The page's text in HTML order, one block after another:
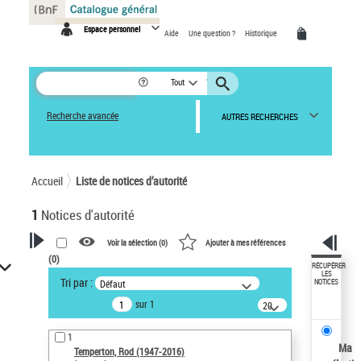
Espace personnel Aide Une question ? Historique
Tout
Recherche avancée AUTRES RECHERCHES
Accueil Liste de notices d’autorité
1 Notices d'autorité
VOTRE RECHERCHE
Recherche avancée dans les
notices d’autorité
Œuvres liées à l'auteur :
Temperton, Rod (1947-2016)
Voir la sélection (0) Ajouter à mes références
(0)
Tri par : Défaut
sur 1
20
résultats/page
1
Temperton, Rod (1947-2016)
RÉCUPÉRER
LES
NOTICES
Ma
Panneau de gestion des cookies